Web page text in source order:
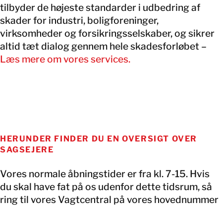
tilbyder de højeste standarder i udbedring af
skader for industri, boligforeninger,
virksomheder og forsikringsselskaber, og sikrer
altid tæt dialog gennem hele skadesforløbet –
Læs mere om vores services.
HERUNDER FINDER DU EN OVERSIGT OVER
SAGSEJERE
Vores normale åbningstider er fra kl. 7-15. Hvis
du skal have fat på os udenfor dette tidsrum, så
ring til vores Vagtcentral på vores hovednummer